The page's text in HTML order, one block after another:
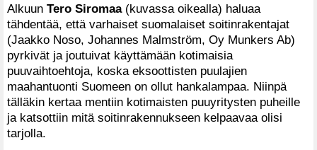
Alkuun Tero Siromaa(kuvassa oikealla) haluaa
tähdentää, että varhaiset suomalaiset soitinrakentajat
(Jaakko Noso, Johannes Malmström, Oy Munkers Ab)
pyrkivät ja joutuivat käyttämään kotimaisia
puuvaihtoehtoja, koska eksoottisten puulajien
maahantuonti Suomeen on ollut hankalampaa. Niinpä
tälläkin kertaa mentiin kotimaisten puuyritysten puheille
ja katsottiin mitä soitinrakennukseen kelpaavaa olisi
tarjolla.